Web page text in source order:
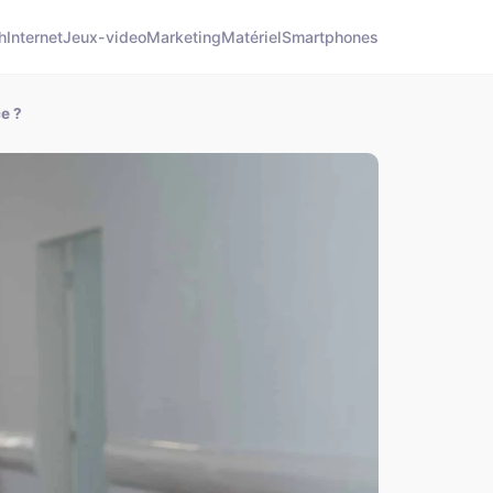
InternetJeux-videoMarketingMatérielSmartphones
?